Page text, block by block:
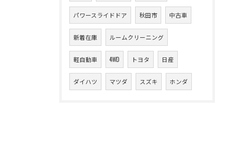
パワースライドドア 秋田市 中古車
新着在庫 ルームクリーニング
軽自動車 4WD トヨタ 日産
ダイハツ マツダ スズキ ホンダ